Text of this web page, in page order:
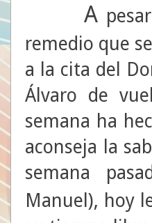
A
remedio que
a la cita del
Álvaro de
semana ha
aconseja la
semana
Manuel), hoy